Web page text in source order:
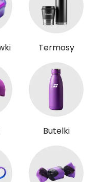
Termosy
Butelki